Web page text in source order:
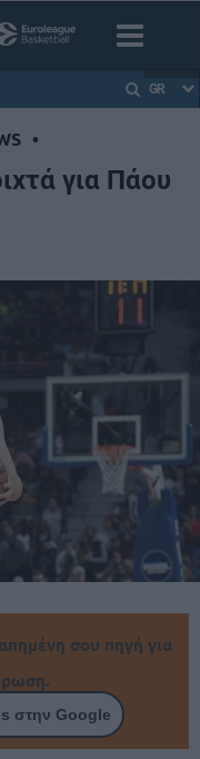
GR
•
για Πάου
σου πηγή για
στην Google